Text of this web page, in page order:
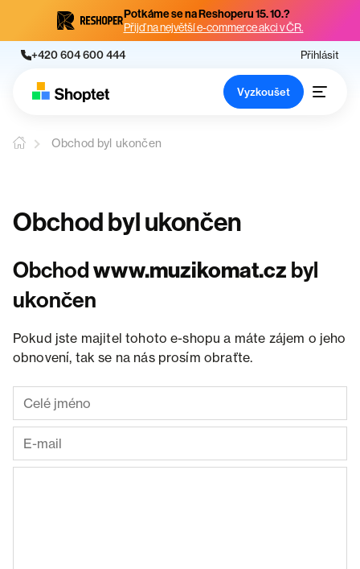
Potkáme se na Reshoperu 15. 10.?
Přijď na největší e-commerce akci v ČR.
+420 604 600 444 Přihlásit
Vyzkoušet
Obchod byl ukončen
Obchod byl ukončen
Obchodwww.muzikomat.cz byl
ukončen
Pokud jste majitel tohoto e-shopu a máte zájem o jeho
obnovení, tak se na nás prosím obraťte.